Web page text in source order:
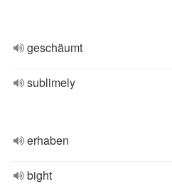
geschäumt
sublimely
erhaben
bight